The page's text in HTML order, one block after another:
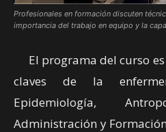
Profesionales en formación discuten
importancia del trabajo en equipo y la
El programa del curso es
claves de la
Epidemiología,
Administración y